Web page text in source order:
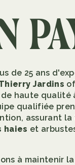
de 25 ans
Jardins
haute qualité
qualifiée
assurant la
haies et
à maintenir